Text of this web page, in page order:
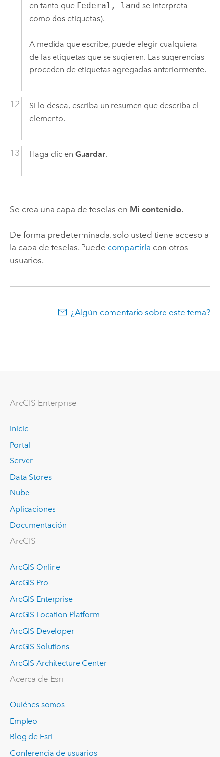
en tanto que Federal, land se interpreta
como dos etiquetas).
A medida que escribe, puede elegir cualquiera
de las etiquetas que se sugieren. Las sugerencias
proceden de etiquetas agregadas anteriormente.
Si lo desea, escriba un resumen que describa el
elemento.
Haga clic en Guardar.
Se crea una capa de teselas en Mi contenido.
De forma predeterminada, solo usted tiene acceso a
la capa de teselas. Puede compartirla con otros
usuarios.
¿Algún comentario sobre este tema?
ArcGIS Enterprise
Inicio
Portal
Server
Data Stores
Nube
Aplicaciones
Documentación
ArcGIS
ArcGIS Online
ArcGIS Pro
ArcGIS Enterprise
ArcGIS Location Platform
ArcGIS Developer
ArcGIS Solutions
ArcGIS Architecture Center
Acerca de Esri
Quiénes somos
Empleo
Blog de Esri
Conferencia de usuarios